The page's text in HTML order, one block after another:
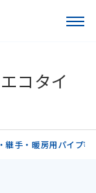
コタイ
継手・暖房用パイプ等